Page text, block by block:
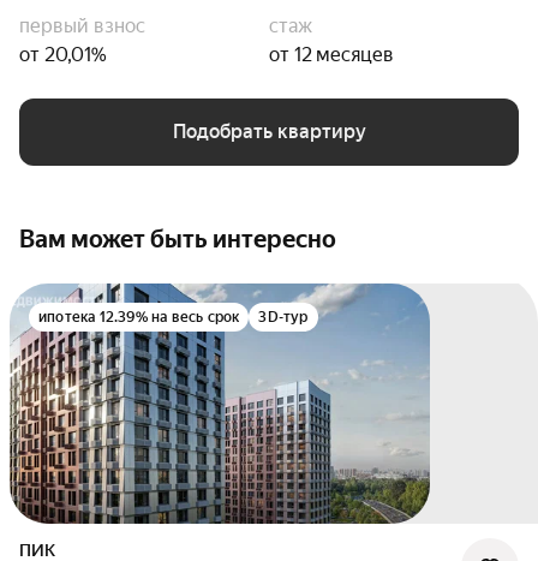
первый взнос
от 20,01%
стаж
от 12 месяцев
Подобрать квартиру
Вам может быть интересно
ипотека 12.39% на весь срок 3D-тур
ПИК